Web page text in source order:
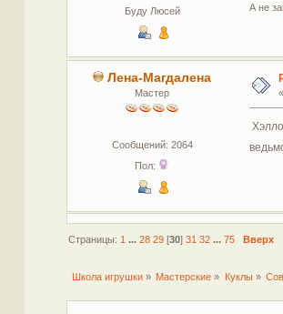
Буду Люсей
А не
Лена-Магдалена
Мастер
Сообщений: 2064
Пол:
«
Страницы: 1 ...28 29 [30]31 32 ...75 Вверх
Школа игрушки » Мастерские » Куклы»